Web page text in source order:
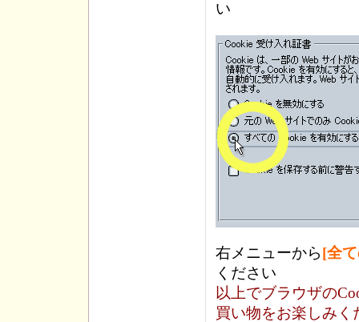
い
右メニューから [全
ください
以上でブラウザの
買い物をお楽しみく